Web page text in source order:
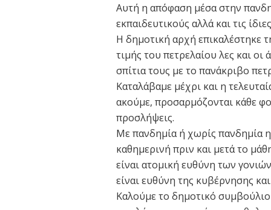
Αυτή η απόφαση μέσα στην
εκπαιδευτικούς αλλά και τις
Η δημοτική αρχή επικαλέστηκε
τιμής του πετρελαίου λες και οι
σπίτια τους με το πανάκριβο
Καταλάβαμε μέχρι και η
ακούμε, προσαρμόζονται κάθε
προσλήψεις.
Με πανδημία ή χωρίς πανδημία η
καθημερινή πριν και μετά το
είναι ατομική ευθύνη των
είναι ευθύνη της κυβέρνησης
Καλούμε το δημοτικό